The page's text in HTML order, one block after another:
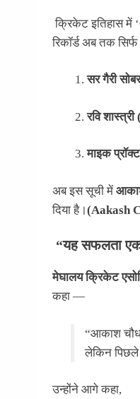
क्रिकेट इतिहास में
रिकॉर्ड अब तक
सर गैरी
रवि
माइक
अब इस सूची में
दिया है।(Aakash
“यह सफलता
मेघालय क्रिकेट
कहा —
“आकाश
लेकिन
उन्होंने आगे कहा,